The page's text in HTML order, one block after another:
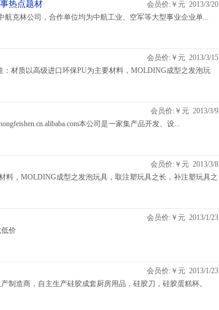
会员价:￥元 2013/3/20
热点题材
航克林公司，合作单位均为中航工业、空军等大型事业企业单...
会员价:￥元 2013/3/15
材质以高级进口环保PU为主要材料，MOLDING成型之发泡玩
会员价:￥元 2013/3/9
本公司是一家集产品开发、设...
会员价:￥元 2013/3/8
料，MOLDING成型之发泡玩具，取注塑玩具之长，补注塑玩具之
会员价:￥元 2013/1/23
价
会员价:￥元 2013/1/23
制造商，自主生产硅胶成套厨房用品，硅胶刀，硅胶蛋糕杯。